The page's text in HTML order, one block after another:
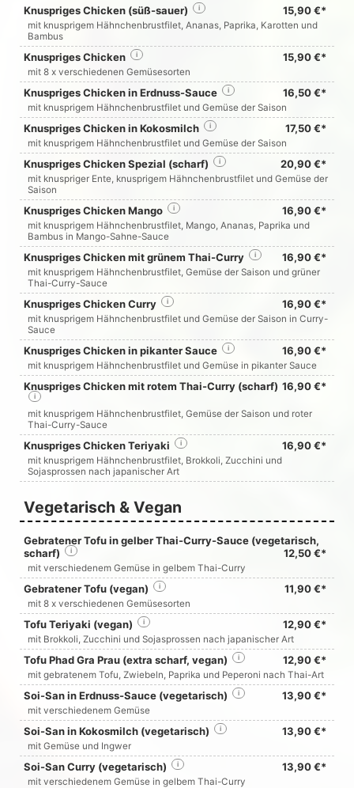
Knuspriges Chicken (süß-sauer) 15,90 €*
i
mit knusprigem Hähnchenbrustfilet, Ananas, Paprika, Karotten und
Bambus
Knuspriges Chicken 15,90 €*
i
mit 8 x verschiedenen Gemüsesorten
Knuspriges Chicken in Erdnuss-Sauce 16,50 €*
i
mit knusprigem Hähnchenbrustfilet und Gemüse der Saison
Knuspriges Chicken in Kokosmilch 17,50 €*
i
mit knusprigem Hähnchenbrustfilet und Gemüse der Saison
Knuspriges Chicken Spezial (scharf) 20,90 €*
i
mit knuspriger Ente, knusprigem Hähnchenbrustfilet und Gemüse der
Saison
Knuspriges Chicken Mango 16,90 €*
i
mit knusprigem Hähnchenbrustfilet, Mango, Ananas, Paprika und
Bambus in Mango-Sahne-Sauce
Knuspriges Chicken mit grünem Thai-Curry 16,90 €*
i
mit knusprigem Hähnchenbrustfilet, Gemüse der Saison und grüner
Thai-Curry-Sauce
Knuspriges Chicken Curry 16,90 €*
i
mit knusprigem Hähnchenbrustfilet und Gemüse der Saison in Curry-
Sauce
Knuspriges Chicken in pikanter Sauce 16,90 €*
i
mit knusprigem Hähnchenbrustfilet und Gemüse in pikanter Sauce
Knuspriges Chicken mit rotem Thai-Curry (scharf) 16,90 €*
i
mit knusprigem Hähnchenbrustfilet, Gemüse der Saison und roter
Thai-Curry-Sauce
Knuspriges Chicken Teriyaki 16,90 €*
i
mit knusprigem Hähnchenbrustfilet, Brokkoli, Zucchini und
Sojasprossen nach japanischer Art
Vegetarisch & Vegan
Gebratener Tofu in gelber Thai-Curry-Sauce (vegetarisch,
scharf)
12,50 €*
i
mit verschiedenem Gemüse in gelbem Thai-Curry
Gebratener Tofu (vegan) 11,90 €*
i
mit 8 x verschiedenen Gemüsesorten
Tofu Teriyaki (vegan) 12,90 €*
i
mit Brokkoli, Zucchini und Sojasprossen nach japanischer Art
Tofu Phad Gra Prau (extra scharf, vegan) 12,90 €*
i
mit gebratenem Tofu, Zwiebeln, Paprika und Peperoni nach Thai-Art
Soi-San in Erdnuss-Sauce (vegetarisch) 13,90 €*
i
mit verschiedenem Gemüse
Soi-San in Kokosmilch (vegetarisch) 13,90 €*
i
mit Gemüse und Ingwer
Soi-San Curry (vegetarisch) 13,90 €*
i
mit verschiedenem Gemüse in gelbem Thai-Curry